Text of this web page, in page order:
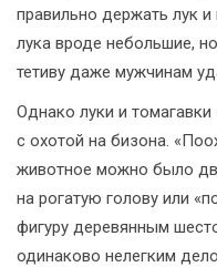
правильно держать лук
лука вроде небольшие,
тетиву даже мужчинам
Однако луки и
с охотой на бизона.
животное можно было
на рогатую голову или
фигуру деревянным
одинаково нелегким